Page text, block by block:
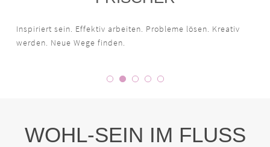
Inspiriert sein. Effektiv arbeiten. Probleme lösen. Kreativ
werden. Neue Wege finden.
WOHL-SEIN IM FLUSS